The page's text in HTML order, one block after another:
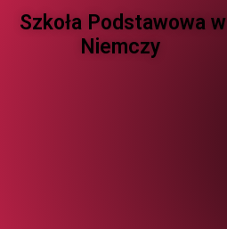
Szkoła Podstawowa w
Niemczy ​